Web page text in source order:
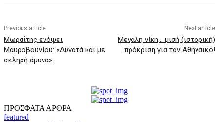
Previous article
Μωραΐτης ενόψει
Μαυροβουνίου: «Δυνατά και με
σκληρή άμυνα»
Next article
Μεγάλη νίκη… μισή (ιστορική)
πρόκριση για τον Αθηναϊκό!
ΠΡΟΣΦΑΤΑ ΑΡΘΡΑ
featured